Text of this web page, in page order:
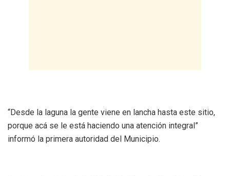
“Desde la laguna la gente viene en lancha hasta este sitio,
porque acá se le está haciendo una atención integral”
informó la primera autoridad del Municipio.